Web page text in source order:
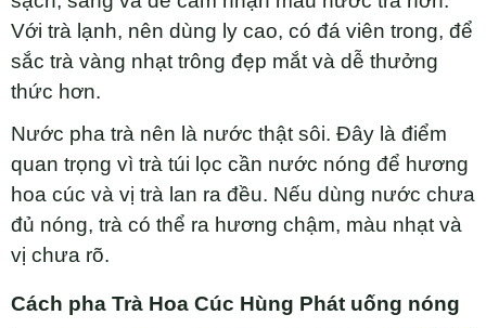
Với trà lạnh, nên dùng ly cao, có đá viên trong, để
sắc trà vàng nhạt trông đẹp mắt và dễ thưởng
thức hơn.
Nước pha trà nên là nước thật sôi. Đây là điểm
quan trọng vì trà túi lọc cần nước nóng để hương
hoa cúc và vị trà lan ra đều. Nếu dùng nước chưa
đủ nóng, trà có thể ra hương chậm, màu nhạt và
vị chưa rõ.
Cách pha Trà Hoa Cúc Hùng Phát uống nóng